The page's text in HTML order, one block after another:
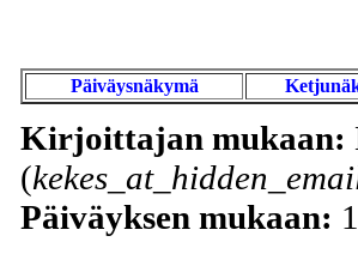
Päiväysnäkymä
Kirjoittajan mukaan:
(
Päiväyksen mukaan: